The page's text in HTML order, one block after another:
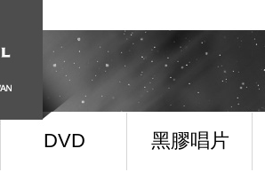
DVD 黑膠唱片